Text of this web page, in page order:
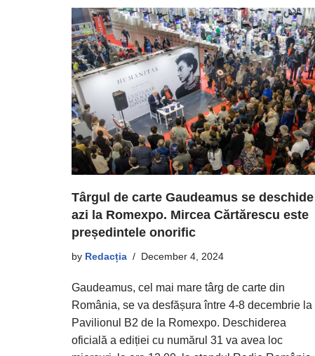
Târgul de carte Gaudeamus se deschide
azi la Romexpo. Mircea Cărtărescu este
președintele onorific
by Redacția December 4, 2024
Gaudeamus, cel mai mare târg de carte din
România, se va desfășura între 4-8 decembrie la
Pavilionul B2 de la Romexpo. Deschiderea
oficială a ediției cu numărul 31 va avea loc